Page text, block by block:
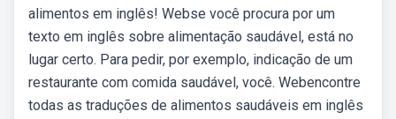
alimentos em inglês! Webse você procura por um
texto em inglês sobre alimentação saudável, está no
lugar certo. Para pedir, por exemplo, indicação de um
restaurante com comida saudável, você. Webencontre
todas as traduções de alimentos saudáveis em inglês